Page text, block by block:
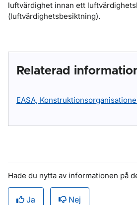
luftvärdighet innan ett
(luftvärdighetsbesiktning).
Relaterad
EASA,
Hade du nytta av informationen på
Ja Nej